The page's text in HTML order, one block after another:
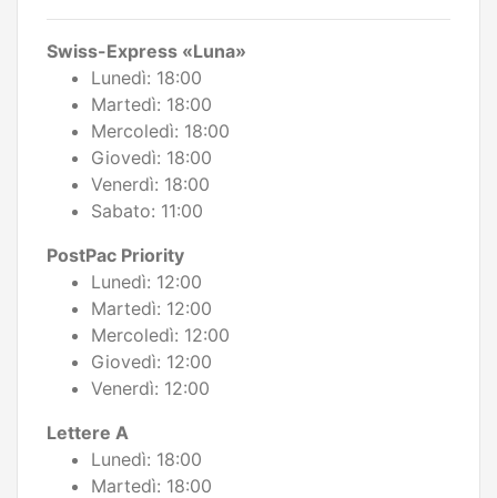
Swiss-Express «Luna»
Lunedì: 18:00
Martedì: 18:00
Mercoledì: 18:00
Giovedì: 18:00
Venerdì: 18:00
Sabato: 11:00
PostPac Priority
Lunedì: 12:00
Martedì: 12:00
Mercoledì: 12:00
Giovedì: 12:00
Venerdì: 12:00
Lettere A
Lunedì: 18:00
Martedì: 18:00